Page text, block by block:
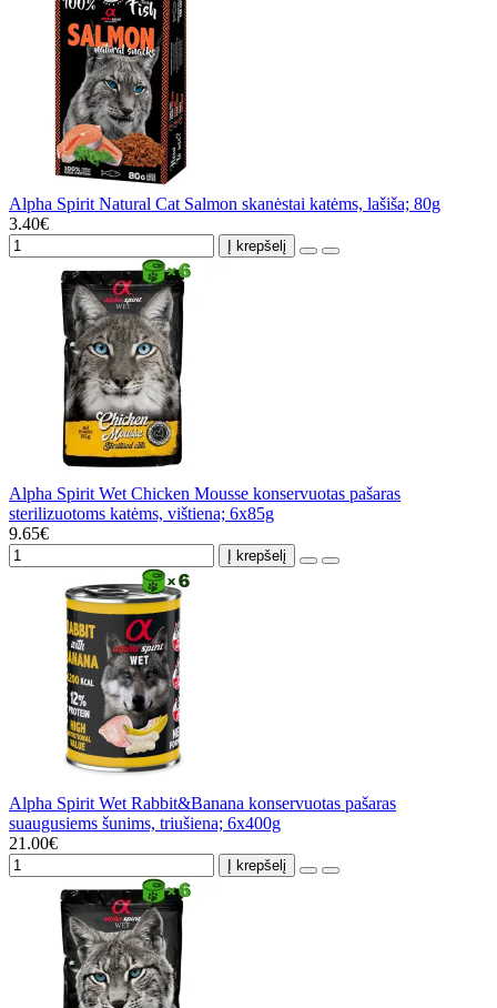
Alpha Spirit Natural Cat Salmon skanėstai katėms, lašiša; 80g
3.40€
Į krepšelį
Alpha Spirit Wet Chicken Mousse konservuotas pašaras
sterilizuotoms katėms, vištiena; 6x85g
9.65€
Į krepšelį
Alpha Spirit Wet Rabbit&Banana konservuotas pašaras
suaugusiems šunims, triušiena; 6x400g
21.00€
Į krepšelį